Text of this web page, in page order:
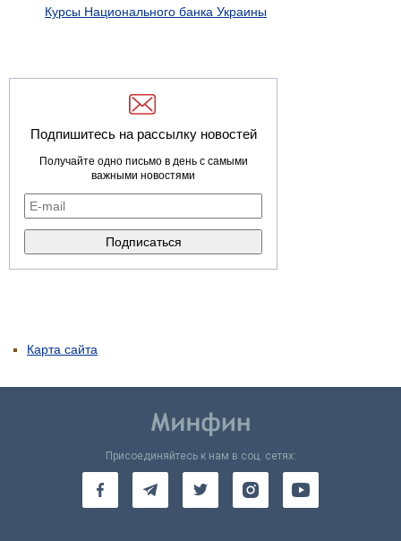
Курсы Национального банка Украины
Подпишитесь на рассылку новостей
Получайте одно письмо в день с самыми
важными новостями
Карта сайта
Присоединяйтесь к нам в соц. сетях: